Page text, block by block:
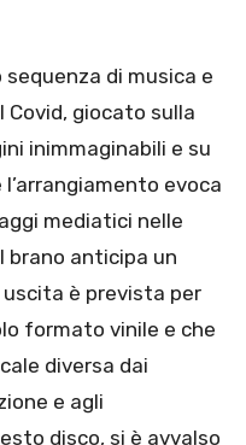
sequenza di musica e
Covid, giocato sulla
inimmaginabili e su
evoca
mediatici nelle
brano anticipa un
è prevista per
formato vinile e che
diversa dai
e agli
disco, si è avvalso